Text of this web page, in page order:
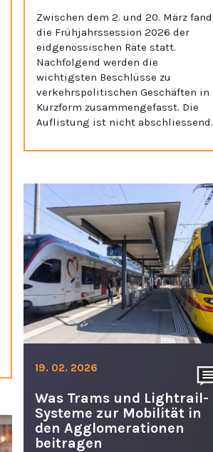
Zwischen dem 2. und 20. März fand
die Frühjahrssession 2026 der
eidgenössischen Räte statt.
Nachfolgend werden die
wichtigsten Beschlüsse zu
verkehrspolitischen Geschäften in
Kurzform zusammengefasst. Die
Auflistung ist nicht abschliessend.
19. 02. 2026
Was Trams und Lightrail-
Systeme zur Mobilität in
den Agglomerationen
beitragen